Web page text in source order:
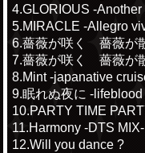
4.GLORIOUS -
5.MIRACLE -Allegro
6.薔薇が咲く 薔薇が
7.薔薇が咲く 薔薇が
8.Mint -japanative
9.眠れぬ夜に -lifeblood
10.PARTY TIME
11.Harmony -DTS MIX-
12.Will you dance ?